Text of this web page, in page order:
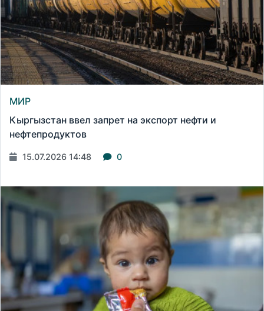
МИР
Кыргызстан ввел запрет на экспорт нефти и
нефтепродуктов
15.07.2026 14:48 0